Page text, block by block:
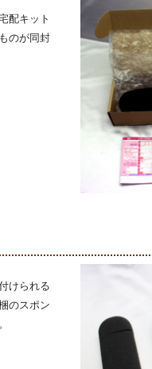
配キット
のが同封
けられる
のスポン